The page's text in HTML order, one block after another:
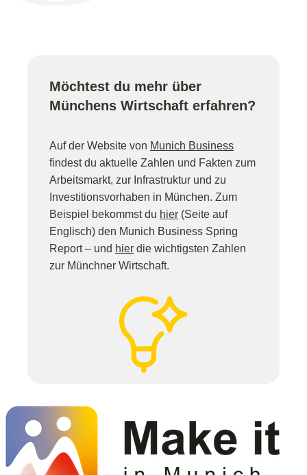
Möchtest du mehr über
Münchens Wirtschaft erfahren?
Auf der Website von Munich Business
findest du aktuelle Zahlen und Fakten zum
Arbeitsmarkt, zur Infrastruktur und zu
Investitionsvorhaben in München. Zum
Beispiel bekommst du hier (Seite auf
Englisch) den Munich Business Spring
Report – und hier die wichtigsten Zahlen
zur Münchner Wirtschaft.